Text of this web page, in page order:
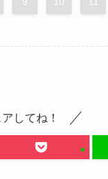
してね！